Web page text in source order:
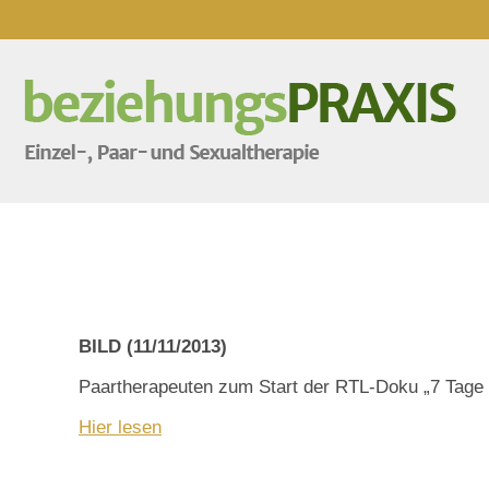
BILD (11/11/2013)
Paartherapeuten zum Start der RTL-Doku „7 Tage
Hier lesen